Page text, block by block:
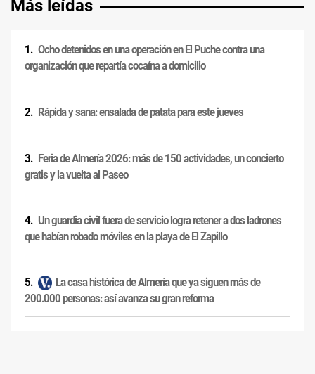
Más leídas
Ocho detenidos en una operación en El Puche contra una
organización que repartía cocaína a domicilio
Rápida y sana: ensalada de patata para este jueves
Feria de Almería 2026: más de 150 actividades, un concierto
gratis y la vuelta al Paseo
Un guardia civil fuera de servicio logra retener a dos ladrones
que habían robado móviles en la playa de El Zapillo
La casa histórica de Almería que ya siguen más de
200.000 personas: así avanza su gran reforma